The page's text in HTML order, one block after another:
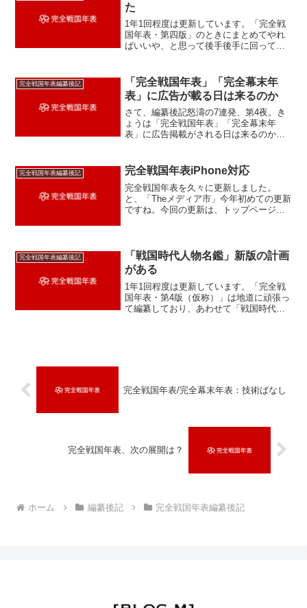
た
1年1回程度は更新しています。「完全戦
国年表・第四版」のときにまとめてやれ
ばいいや、と思って後手後手に回ってい
ネットサーバにおいての対応を本日実施
しました。やったことと...
完全戦国年表編纂後記
「完全戦国年表」「完全幕末年
表」に広告が載る日は来るのか
さて、編纂後記怒濤の7連発、第4夜。き
ょうは「完全戦国年表」「完全幕末年
表」に広告掲載がされる日は来るのか、
と言い切るつもりも、無い。そもそもな
んで「完全戦国年表」に広...
完全戦国年表編纂後記 完全戦国年表iPhone対応
完全戦国年表を久々に更新しました。
と、「Theメディア市」今年初めての更新
ですね。今回の更新は、トップページの
く文字...
完全戦国年表編纂後記
「戦国時代人物名鑑」新版の計画
がある
1年1回程度は更新しています。「完全戦
国年表・第4版（仮称）」は地道に頑張っ
て編纂しており、あわせて「戦国時代人
完全戦国年表/完全幕末年表：技術ばなし
完全戦国年表、次の展開は？
ホーム 編纂後記 完全戦国年表編纂後記